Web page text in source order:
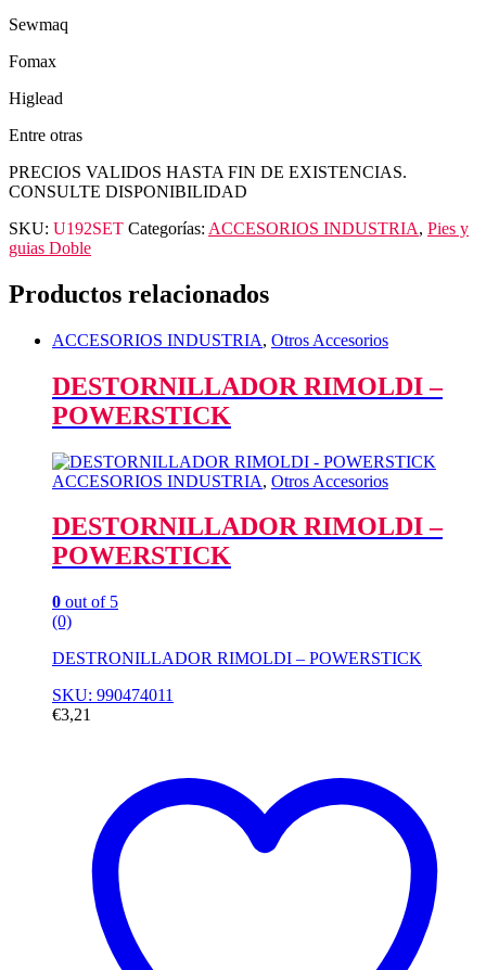
Sewmaq
Fomax
Higlead
Entre otras
PRECIOS VALIDOS HASTA FIN DE EXISTENCIAS.
CONSULTE DISPONIBILIDAD
SKU: U192SET Categorías: ACCESORIOS INDUSTRIA, Pies y
guias Doble
Productos relacionados
ACCESORIOS INDUSTRIA, Otros Accesorios
DESTORNILLADOR RIMOLDI –
POWERSTICK
ACCESORIOS INDUSTRIA, Otros Accesorios
DESTORNILLADOR RIMOLDI –
POWERSTICK
0 out of 5
(0)
DESTRONILLADOR RIMOLDI – POWERSTICK
SKU: 990474011
€3,21